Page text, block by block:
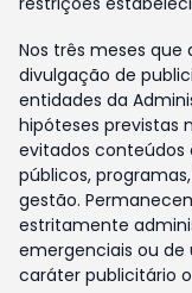
Nos três meses
divulgação de
entidades da
hipóteses previstas
evitados conteúdos
públicos,
gestão.
estritamente
emergenciais ou
caráter publicitário